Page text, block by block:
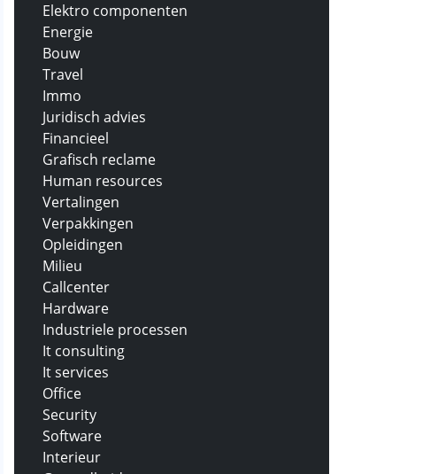
Elektro componenten
Energie
Bouw
Travel
Immo
Juridisch advies
Financieel
Grafisch reclame
Human resources
Vertalingen
Verpakkingen
Opleidingen
Milieu
Callcenter
Hardware
Industriele processen
It consulting
It services
Office
Security
Software
Interieur